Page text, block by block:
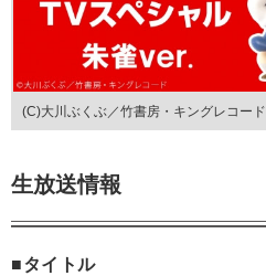
(C)大川ぶくぶ／竹書房・キングレコード
生放送情報
■タイトル